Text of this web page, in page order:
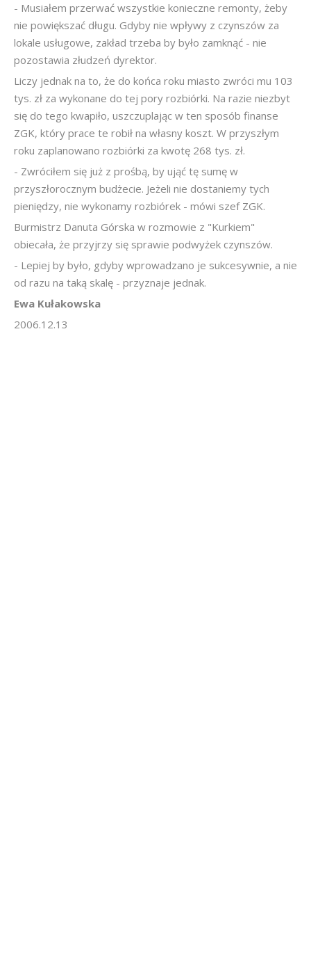
- Musiałem przerwać wszystkie konieczne remonty, żeby
nie powiększać długu. Gdyby nie wpływy z czynszów za
lokale usługowe, zakład trzeba by było zamknąć - nie
pozostawia złudzeń dyrektor.
Liczy jednak na to, że do końca roku miasto zwróci mu 103
tys. zł za wykonane do tej pory rozbiórki. Na razie niezbyt
się do tego kwapiło, uszczuplając w ten sposób finanse
ZGK, który prace te robił na własny koszt. W przyszłym
roku zaplanowano rozbiórki za kwotę 268 tys. zł.
- Zwróciłem się już z prośbą, by ująć tę sumę w
przyszłorocznym budżecie. Jeżeli nie dostaniemy tych
pieniędzy, nie wykonamy rozbiórek - mówi szef ZGK.
Burmistrz Danuta Górska w rozmowie z "Kurkiem"
obiecała, że przyjrzy się sprawie podwyżek czynszów.
- Lepiej by było, gdyby wprowadzano je sukcesywnie, a nie
od razu na taką skalę - przyznaje jednak.
Ewa Kułakowska
2006.12.13